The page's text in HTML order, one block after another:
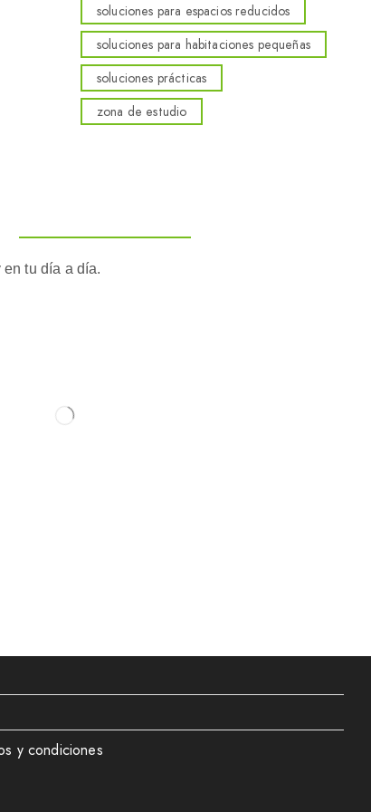
soluciones para espacios reducidos
soluciones para habitaciones pequeñas
soluciones prácticas
zona de estudio
tu día a día.
y condiciones